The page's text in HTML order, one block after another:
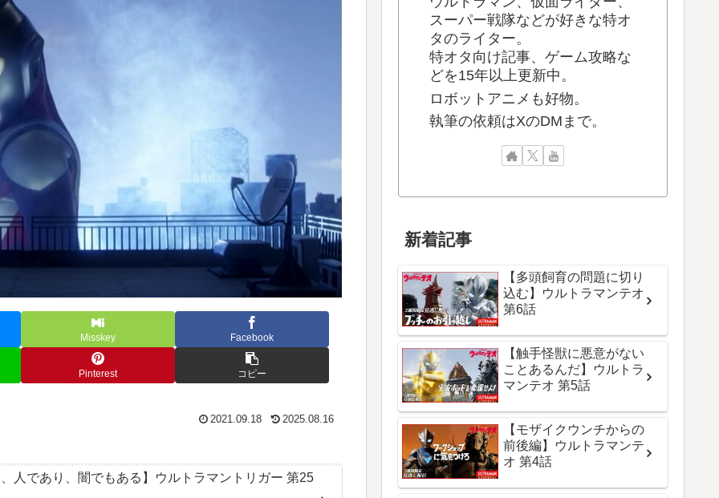
Misskey Facebook
Pinterest コピー
2021.09.18 2025.08.16
人であり、闇でもある】ウルトラマントリガー 第25
スーパー戦隊などが好きな特オ
タのライター。
特オタ向け記事、ゲーム攻略な
どを15年以上更新中。
ロボットアニメも好物。
執筆の依頼はXのDMまで。
新着記事
【多頭飼育の問題に切り
込む】ウルトラマンテオ
第6話
【触手怪獣に悪意がない
ことあるんだ】ウルトラ
マンテオ 第5話
【モザイクウンチからの
前後編】ウルトラマンテ
オ 第4話